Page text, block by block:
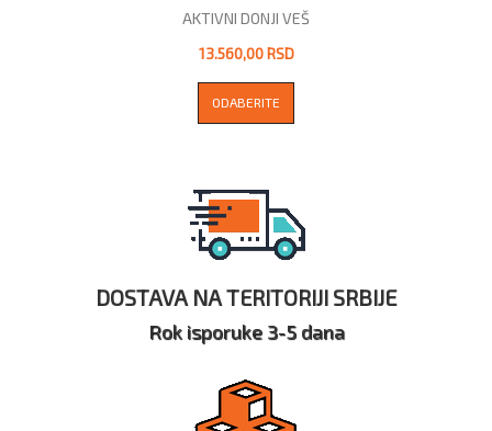
AKTIVNI DONJI VEŠ
13.560,00 RSD
ODABERITE
DOSTAVA NA TERITORIJI SRBIJE
Rok isporuke 3-5 dana